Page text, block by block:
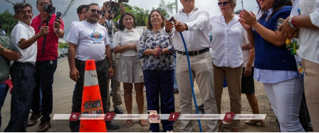
mayor impacto social.
Al evento acudieron el alcalde de Córdoba, Manuel
Alonso Cerezo; la síndica única, Irene Sedas González;
integrantes del Cabildo, así como la directora del DIF
Municipal, Luz del Carmen Lezama Rodríguez, y la
coordinadora de Bienestar Social, Dennis Araceli Lira
Tosqui.